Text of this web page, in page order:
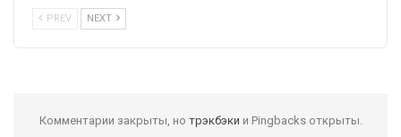
PREV NEXT
Комментарии закрыты, но трэкбэки и Pingbacks открыты.